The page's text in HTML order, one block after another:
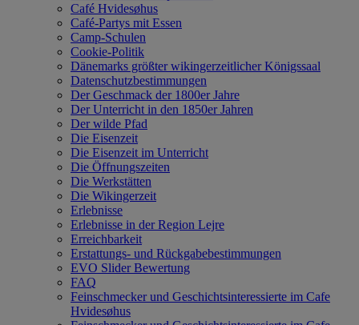
Café Hvidesøhus
Café-Partys mit Essen
Camp-Schulen
Cookie-Politik
Dänemarks größter wikingerzeitlicher Königssaal
Datenschutzbestimmungen
Der Geschmack der 1800er Jahre
Der Unterricht in den 1850er Jahren
Der wilde Pfad
Die Eisenzeit
Die Eisenzeit im Unterricht
Die Öffnungszeiten
Die Werkstätten
Die Wikingerzeit
Erlebnisse
Erlebnisse in der Region Lejre
Erreichbarkeit
Erstattungs- und Rückgabebestimmungen
EVO Slider Bewertung
FAQ
Feinschmecker und Geschichtsinteressierte im Cafe
Hvidesøhus